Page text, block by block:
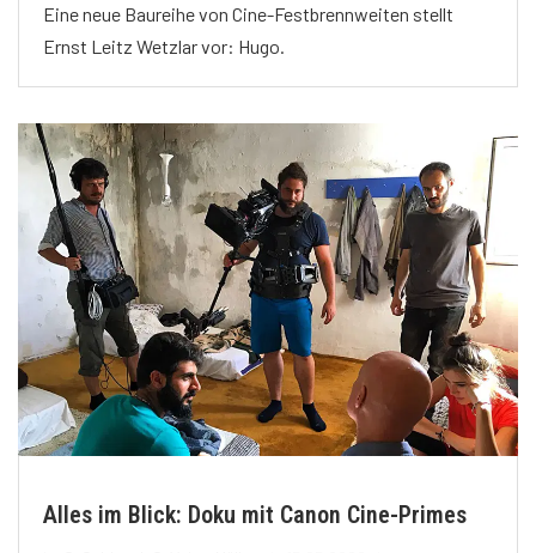
Eine neue Baureihe von Cine-Festbrennweiten stellt
Ernst Leitz Wetzlar vor: Hugo.
Alles im Blick: Doku mit Canon Cine-Primes